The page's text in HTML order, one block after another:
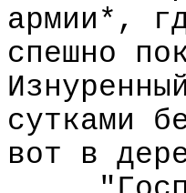
армии*,
спешно
сутками
вот в